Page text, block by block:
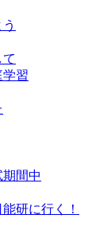
学習
間中
研に行く！